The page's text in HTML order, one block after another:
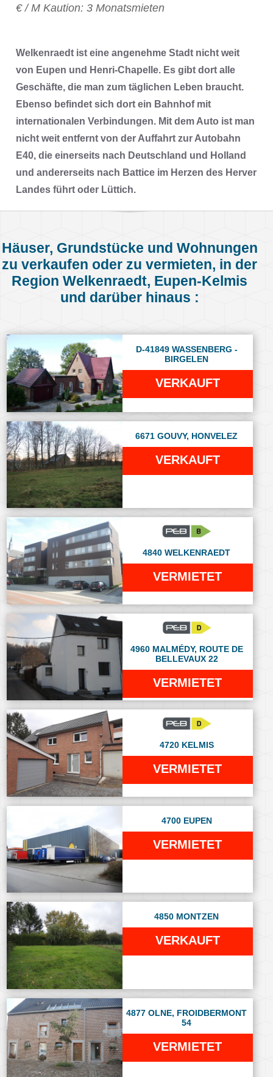
€ / M Kaution: 3 Monatsmieten
Welkenraedt ist eine angenehme Stadt nicht weit
von Eupen und Henri-Chapelle. Es gibt dort alle
Geschäfte, die man zum täglichen Leben braucht.
Ebenso befindet sich dort ein Bahnhof mit
internationalen Verbindungen. Mit dem Auto ist man
nicht weit entfernt von der Auffahrt zur Autobahn
E40, die einerseits nach Deutschland und Holland
und andererseits nach Battice im Herzen des Herver
Landes führt oder Lüttich.
Häuser, Grundstücke und Wohnungen
zu verkaufen oder zu vermieten, in der
Region Welkenraedt, Eupen-Kelmis
und darüber hinaus :
D-41849 WASSENBERG -
BIRGELEN
VERKAUFT
6671 GOUVY, HONVELEZ
VERKAUFT
4840 WELKENRAEDT
VERMIETET
4960 MALMÉDY, ROUTE DE
BELLEVAUX 22
VERMIETET
4720 KELMIS
VERMIETET
4700 EUPEN
VERMIETET
4850 MONTZEN
VERKAUFT
4877 OLNE, FROIDBERMONT
54
VERMIETET